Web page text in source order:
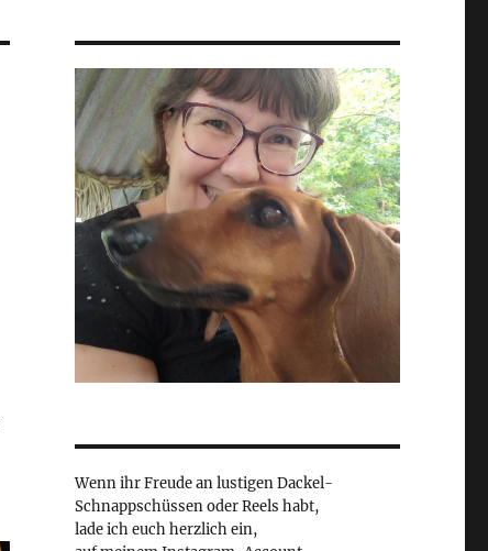
Wenn ihr Freude an lustigen Dackel-
Schnappschüssen oder Reels habt,
lade ich euch herzlich ein,